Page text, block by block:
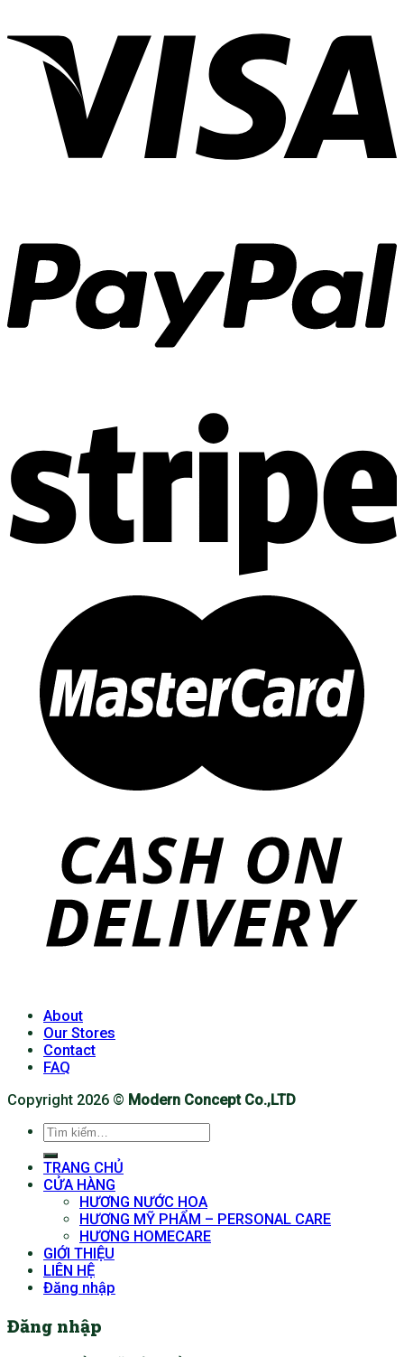
About
Our Stores
Contact
FAQ
Copyright 2026 © Modern Concept Co.,LTD
Tìm
TRANG CHỦ
CỬA HÀNG
HƯƠNG NƯỚC HOA
HƯƠNG MỸ PHẨM – PERSONAL CARE
HƯƠNG HOMECARE
GIỚI THIỆU
LIÊN HỆ
Đăng nhập
Đăng nhập